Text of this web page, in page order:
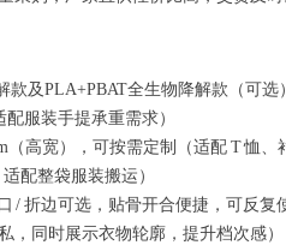
及PLA+PBAT全生物降解款（可选
服装手提承重需求）
（高宽），可按需定制（适配 T 恤
配整袋服装搬运）
/ 折边可选，贴骨开合便捷，可反复
，同时展示衣物轮廓，提升档次感）